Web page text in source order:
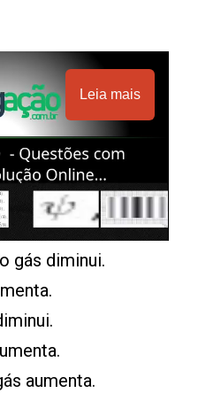
Leia mais
gás diminui.
aumenta.